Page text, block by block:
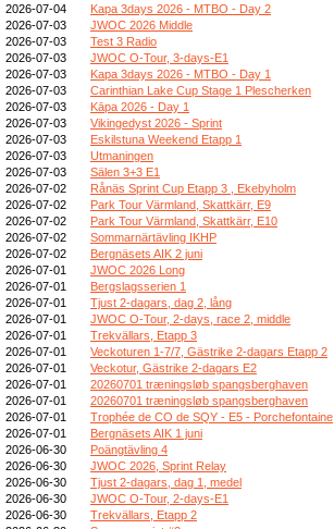
2026-07-04
Kapa 3days 2026 - MTBO - Day 2
2026-07-03
JWOC 2026 Middle
2026-07-03
Test 3 Radio
2026-07-03
JWOC O-Tour, 3-days-E1
2026-07-03
Kapa 3days 2026 - MTBO - Day 1
2026-07-03
Carinthian Lake Cup Stage 1 Plescherken
2026-07-03
Kāpa 2026 - Day 1
2026-07-03
Vikingedyst 2026 - Sprint
2026-07-03
Eskilstuna Weekend Etapp 1
2026-07-03
Utmaningen
2026-07-03
Sälen 3+3 E1
2026-07-02
Rånäs Sprint Cup Etapp 3 , Ekebyholm
2026-07-02
Park Tour Värmland, Skattkärr, E9
2026-07-02
Park Tour Värmland, Skattkärr, E10
2026-07-02
Sommarnärtävling IKHP
2026-07-02
Bergnäsets AIK 2 juni
2026-07-01
JWOC 2026 Long
2026-07-01
Bergslagsserien 1
2026-07-01
Tjust 2-dagars, dag 2, lång
2026-07-01
JWOC O-Tour, 2-days, race 2, middle
2026-07-01
Trekvällars, Etapp 3
2026-07-01
Veckoturen 1-7/7, Gästrike 2-dagars Etapp 2
2026-07-01
Veckotur, Gästrike 2-dagars E2
2026-07-01
20260701 træningsløb spangsberghaven
2026-07-01
20260701 træningsløb spangsberghaven
2026-07-01
Trophée de CO de SQY - E5 - Porchefontaine
2026-07-01
Bergnäsets AIK 1 juni
2026-06-30
Poängtävling 4
2026-06-30
JWOC 2026, Sprint Relay
2026-06-30
Tjust 2-dagars, dag 1, medel
2026-06-30
JWOC O-Tour, 2-days-E1
2026-06-30
Trekvällars, Etapp 2